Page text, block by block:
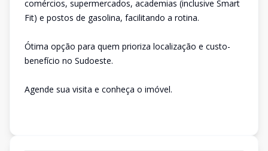
comércios, supermercados, academias (inclusive Smart
Fit) e postos de gasolina, facilitando a rotina.
Ótima opção para quem prioriza localização e custo-
benefício no Sudoeste.
Agende sua visita e conheça o imóvel.